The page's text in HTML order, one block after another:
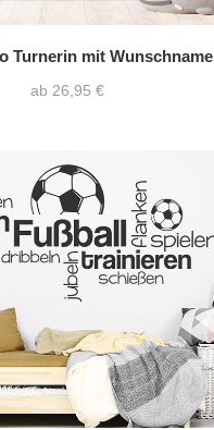
Turnerin mit Wunschname
ab 26,95 €